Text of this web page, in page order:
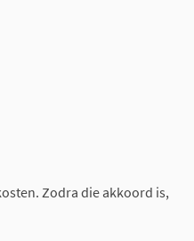
Zodra die akkoord is,